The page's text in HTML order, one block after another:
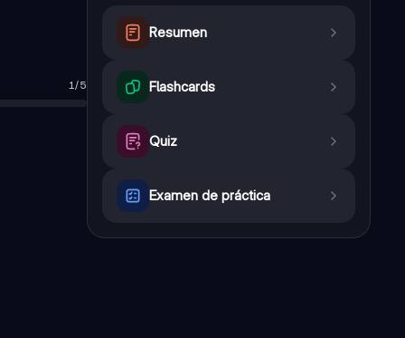
1/5
Resumen
Flashcards
Quiz
Examen de práctica